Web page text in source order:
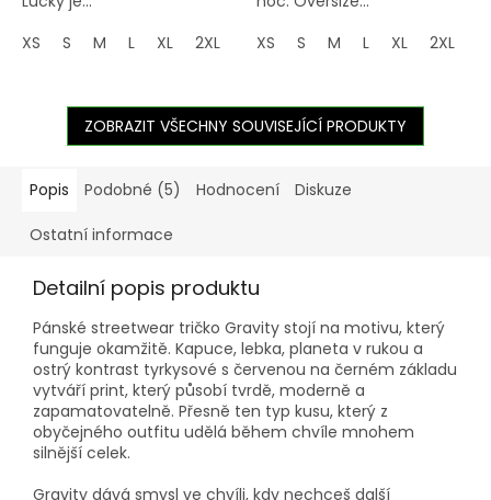
XS
S M L XL 2XL 3XL 4XL 5XL
XS
S M L XL 2XL
ZOBRAZIT VŠECHNY SOUVISEJÍCÍ PRODUKTY
Popis Podobné (5) Hodnocení Diskuze
Ostatní informace
Detailní popis produktu
Pánské streetwear tričko Gravity stojí na motivu, který
funguje okamžitě. Kapuce, lebka, planeta v rukou a
ostrý kontrast tyrkysové s červenou na černém základu
vytváří print, který působí tvrdě, moderně a
zapamatovatelně. Přesně ten typ kusu, který z
obyčejného outfitu udělá během chvíle mnohem
silnější celek.
Gravity dává smysl ve chvíli, kdy nechceš další